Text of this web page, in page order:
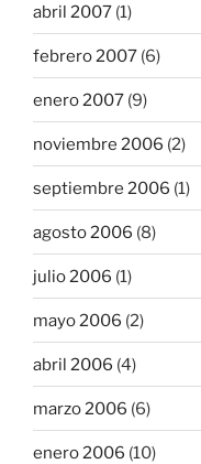
abril 2007 (1)
febrero 2007 (6)
enero 2007 (9)
noviembre 2006 (2)
septiembre 2006 (1)
agosto 2006 (8)
julio 2006 (1)
mayo 2006 (2)
abril 2006 (4)
marzo 2006 (6)
enero 2006 (10)